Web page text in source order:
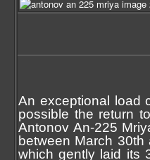
An exceptional load
possible the return
Antonov An-225
between March
which gently laid its